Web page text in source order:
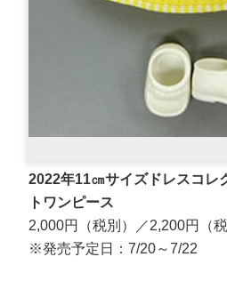
2022年11㎝サイズドレスコ
トワンピース
2,000円（税別）／2,200円（税
※発売予定日：7/20～7/22